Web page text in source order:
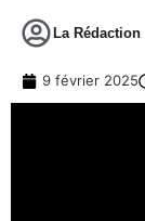
La Rédaction
9 février 2025